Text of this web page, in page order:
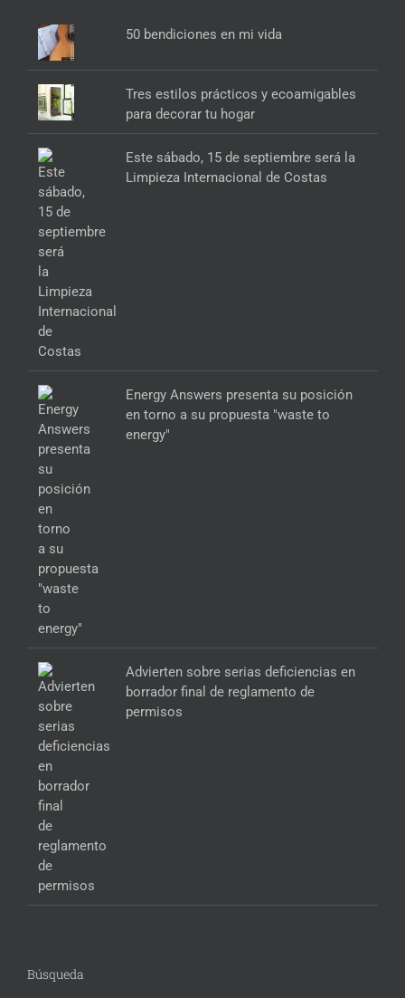
50 bendiciones en mi vida
Tres estilos prácticos y ecoamigables
para decorar tu hogar
Este sábado, 15 de septiembre será la
Limpieza Internacional de Costas
Energy Answers presenta su posición
en torno a su propuesta "waste to
energy"
Advierten sobre serias deficiencias en
borrador final de reglamento de
permisos
Búsqueda